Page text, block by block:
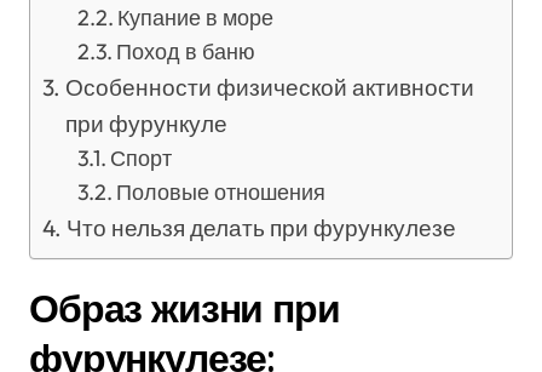
Купание в море
Поход в баню
Особенности физической активности
при фурункуле
Спорт
Половые отношения
Что нельзя делать при фурункулезе
Образ жизни при
фурункулезе: